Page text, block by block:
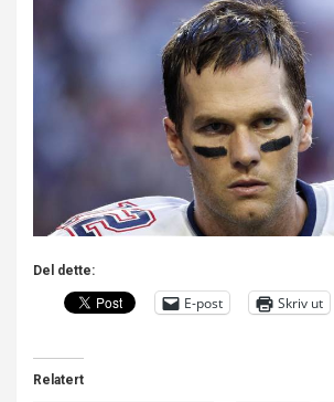
Del dette:
E-post Skriv ut
Relatert